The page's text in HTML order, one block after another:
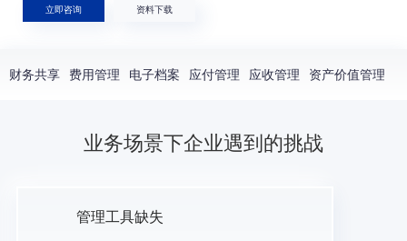
立即咨询 资料下载
财务共享 费用管理 电子档案 应付管理 应收管理 资产价值管理
业务场景下企业遇到的挑战
管理工具缺失